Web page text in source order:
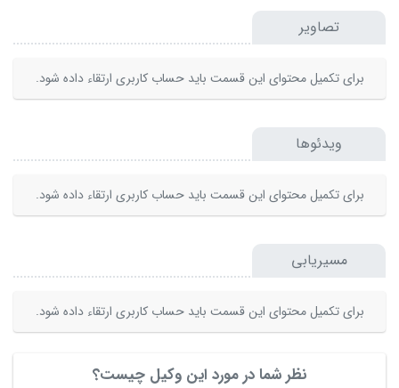
تصاویر
برای تکمیل محتوای این قسمت باید حساب کاربری ارتقاء داده شود.
ویدئوها
برای تکمیل محتوای این قسمت باید حساب کاربری ارتقاء داده شود.
مسیریابی
برای تکمیل محتوای این قسمت باید حساب کاربری ارتقاء داده شود.
نظر شما در مورد این وکیل چیست؟